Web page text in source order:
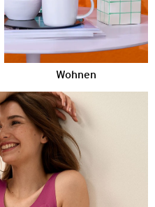
Wohnen